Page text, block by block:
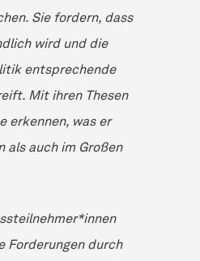
Sie fordern, dass
wird und die
entsprechende
Mit ihren Thesen
erkennen, was er
als auch im Großen
Forderungen durch